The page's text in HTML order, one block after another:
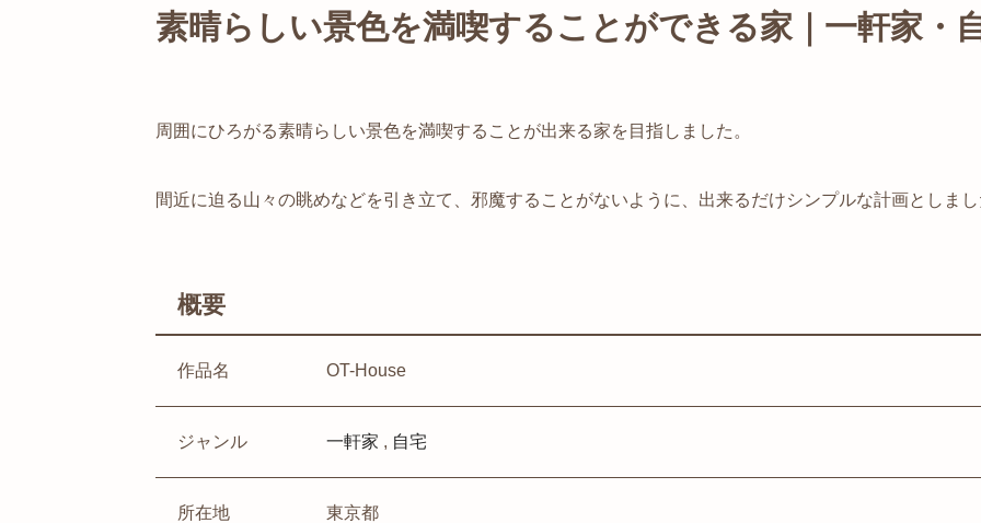
素晴らしい景色を満喫することができる家｜一軒家・
周囲にひろがる素晴らしい景色を満喫することが出来る家を目指しました。
間近に迫る山々の眺めなどを引き立て、邪魔することがないように、出来るだけシンプルな計画としま
概要
作品名 OT-House
ジャンル 一軒家 , 自宅
所在地 東京都